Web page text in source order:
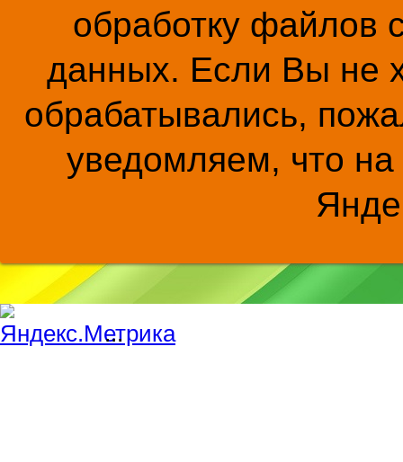
обработку файлов
данных. Если Вы не
обрабатывались,
уведомляем, что на
...